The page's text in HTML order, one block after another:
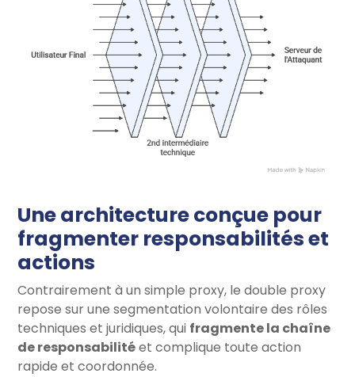
Une architecture conçue pour
fragmenter responsabilités et
actions
Contrairement à un simple proxy, le double proxy
repose sur une segmentation volontaire des rôles
techniques et juridiques, qui fragmente la chaîne
de responsabilitéet complique toute action
rapide et coordonnée.